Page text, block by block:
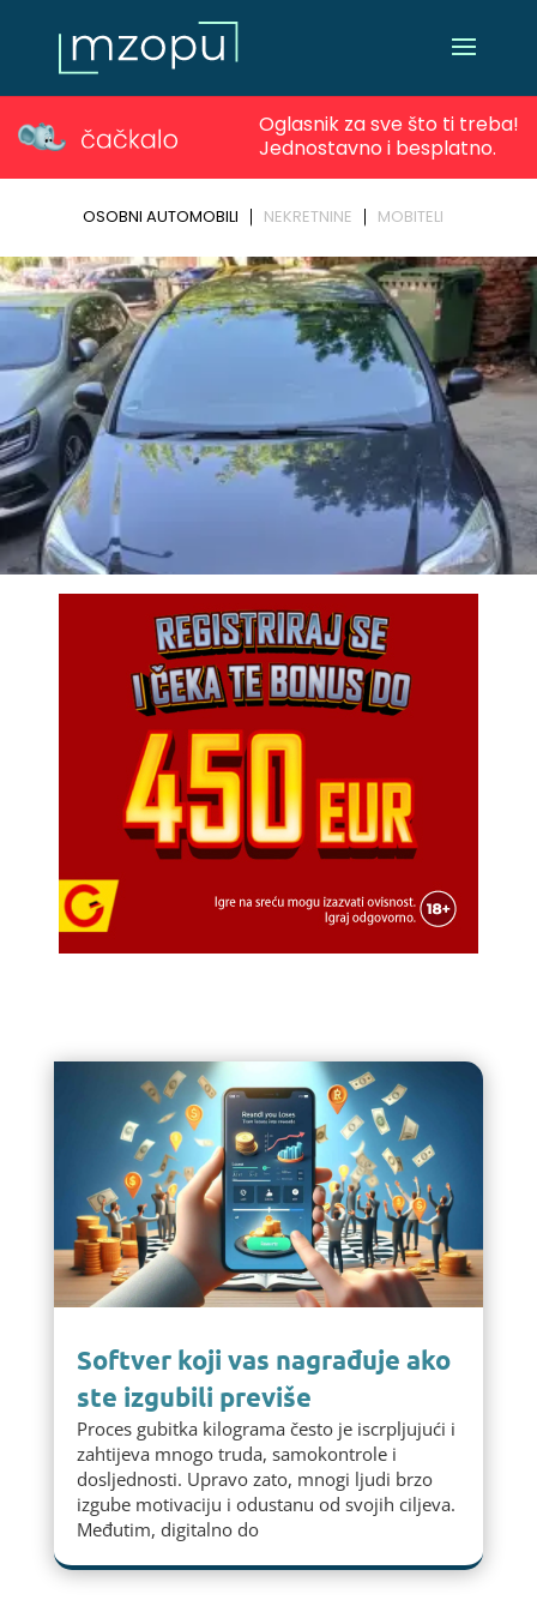
Softver koji vas nagrađuje ako
ste izgubili previše
Proces gubitka kilograma često je iscrpljujući i
zahtijeva mnogo truda, samokontrole i
dosljednosti. Upravo zato, mnogi ljudi brzo
izgube motivaciju i odustanu od svojih ciljeva.
Međutim, digitalno do